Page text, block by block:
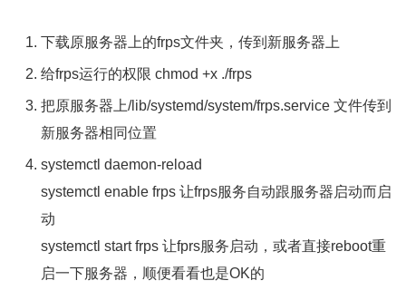
下载原服务器上的frps文件夹，传到新服务器上
给frps运行的权限 chmod +x ./frps
把原服务器上/lib/systemd/system/frps.service 文件传到
新服务器相同位置
systemctl daemon-reload
systemctl enable frps 让frps服务自动跟服务器启动而启
动
systemctl start frps 让fprs服务启动，或者直接reboot重
启一下服务器，顺便看看也是OK的